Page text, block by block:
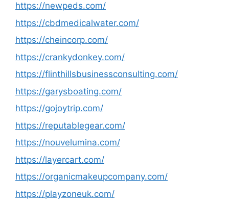
https://newpeds.com/
https://cbdmedicalwater.com/
https://cheincorp.com/
https://crankydonkey.com/
https://flinthillsbusinessconsulting.com/
https://garysboating.com/
https://gojoytrip.com/
https://reputablegear.com/
https://nouvelumina.com/
https://layercart.com/
https://organicmakeupcompany.com/
https://playzoneuk.com/